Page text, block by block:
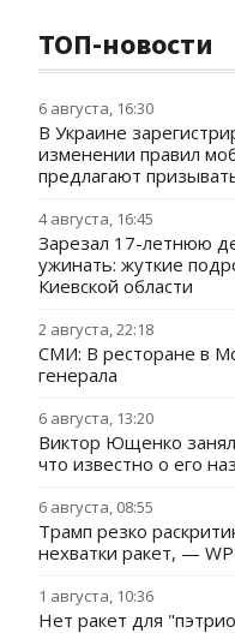
ТОП-новости
6 августа, 16:30
В Украине
изменении правил
предлагают
4 августа, 16:45
Зарезал 17-летнюю
ужинать: жуткие
Киевской области
2 августа, 22:18
СМИ: В ресторане в
генерала
6 августа, 13:20
Виктор Ющенко
что известно о его
6 августа, 08:55
Трамп резко
нехватки ракет, — WP
1 августа, 10:36
Нет ракет для